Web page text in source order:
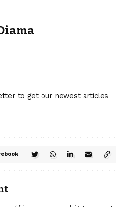
to get our newest articles